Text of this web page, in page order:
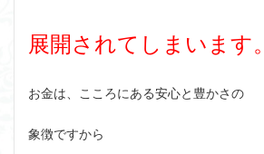
展開されてしまいます。
お金は、こころにある安心と豊かさの
象徴ですから